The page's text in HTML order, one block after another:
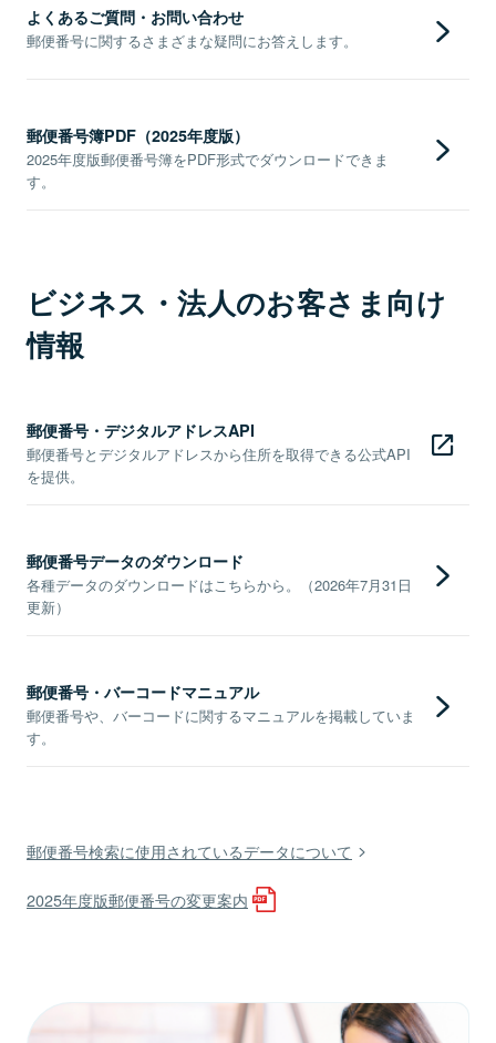
よくあるご質問・お問い合わせ
郵便番号に関するさまざまな疑問にお答えします。
郵便番号簿PDF（2025年度版）
2025年度版郵便番号簿をPDF形式でダウンロードできま
す。
ビジネス・法人のお客さま向け
情報
郵便番号・デジタルアドレスAPI
郵便番号とデジタルアドレスから住所を取得できる公式API
を提供。
郵便番号データのダウンロード
各種データのダウンロードはこちらから。（2026年7月31日
更新）
郵便番号・バーコードマニュアル
郵便番号や、バーコードに関するマニュアルを掲載していま
す。
郵便番号検索に使用されているデータについて
2025年度版郵便番号の変更案内